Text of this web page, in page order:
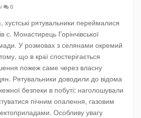
0
хустські рятувальники переймалися
с. Монастирець Горінчівської
У розмовах з селянами окремий
що в краї спостерігається
пожеж саме через власну
Рятувальники доводили до відома
безпеки в побуті; наголошували
пічним опалення, газовим
Особливу увагу